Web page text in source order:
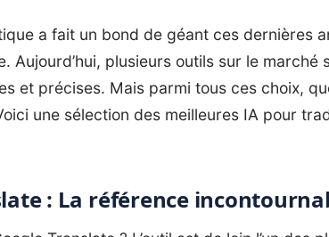
a fait un bond de géant ces dernières
Aujourd’hui, plusieurs outils sur le
et précises. Mais parmi tous ces choix,
une sélection des meilleures IA pour
: La référence